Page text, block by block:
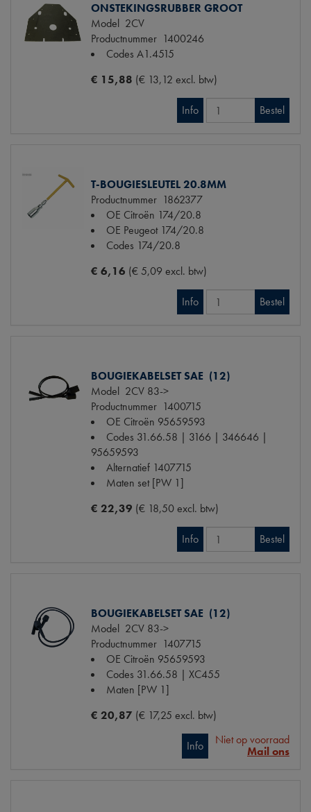
ONSTEKINGSRUBBER GROOT
Model 2CV
Productnummer 1400246
Codes A1.4515
€ 15,88 (€ 13,12 excl. btw)
Info Bestel
T-BOUGIESLEUTEL 20.8MM
Productnummer 1862377
OE Citroën 174/20.8
OE Peugeot 174/20.8
Codes 174/20.8
€ 6,16 (€ 5,09 excl. btw)
Info Bestel
BOUGIEKABELSET SAE (12)
Model 2CV 83->
Productnummer 1400715
OE Citroën 95659593
Codes 31.66.58 | 3166 | 346646 |
95659593
Alternatief 1407715
Maten set [PW 1]
€ 22,39 (€ 18,50 excl. btw)
Info Bestel
BOUGIEKABELSET SAE (12)
Model 2CV 83->
Productnummer 1407715
OE Citroën 95659593
Codes 31.66.58 | XC455
Maten [PW 1]
€ 20,87 (€ 17,25 excl. btw)
Info
Niet op voorraad
Mail ons